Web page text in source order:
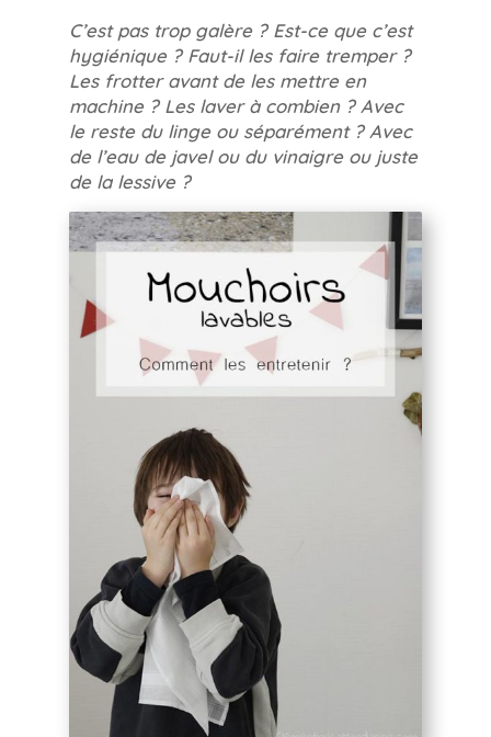
C’est pas trop galère ? Est-ce que c’est
hygiénique ? Faut-il les faire tremper ?
Les frotter avant de les mettre en
machine ? Les laver à combien ? Avec
le reste du linge ou séparément ? Avec
de l’eau de javel ou du vinaigre ou juste
de la lessive ?